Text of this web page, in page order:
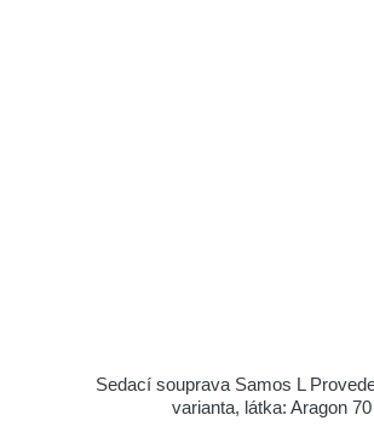
Sedací souprava Samos L
varianta, látka: Aragon 70